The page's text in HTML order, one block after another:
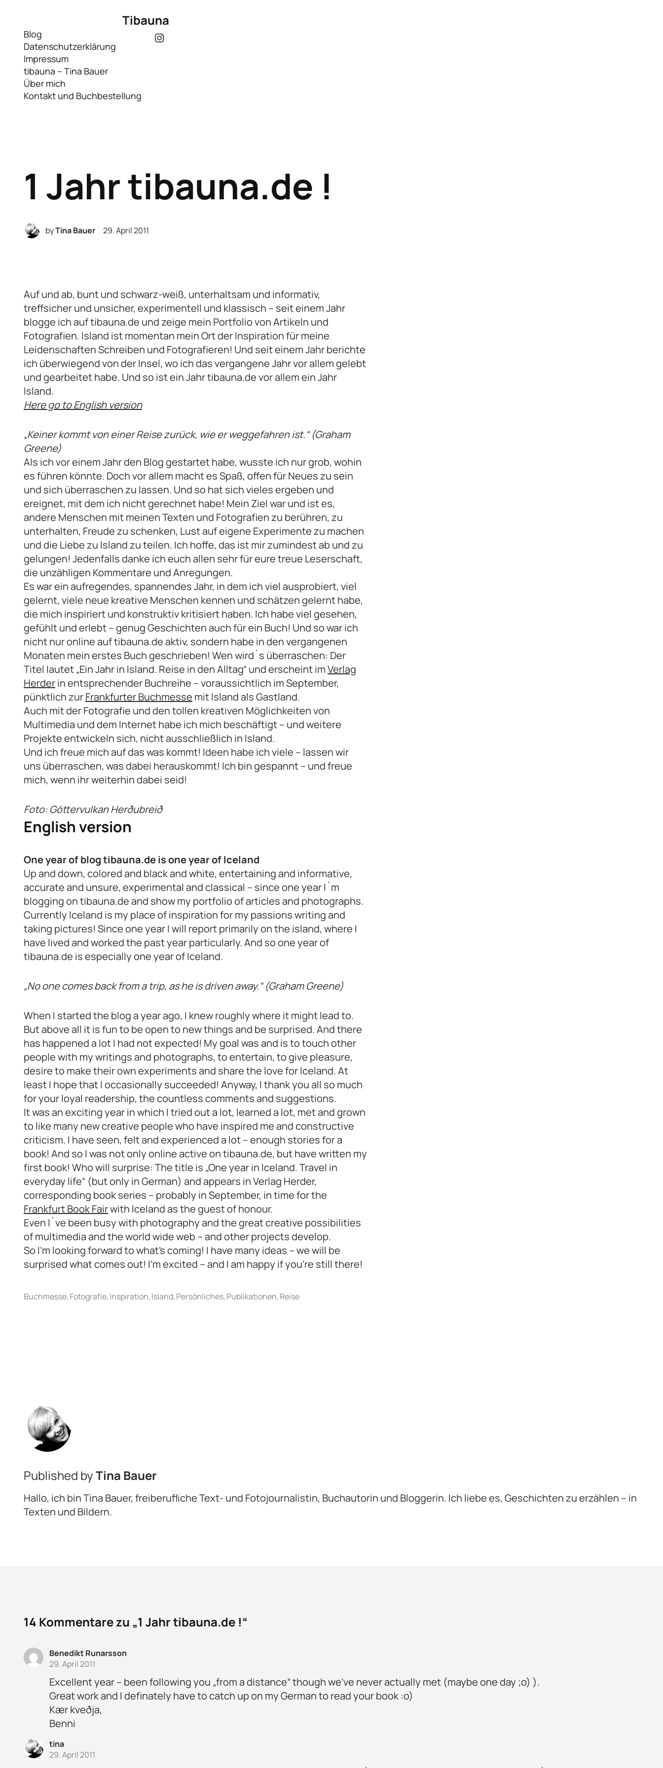
Tibauna
Blog
Datenschutzerklärung
Impressum
tibauna – Tina Bauer
Über mich
Kontakt und Buchbestellung
Instagram
1 Jahr tibauna.de !
byTina Bauer 29. April 2011
Auf und ab, bunt und schwarz-weiß, unterhaltsam und informativ,
treffsicher und unsicher, experimentell und klassisch – seit einem Jahr
blogge ich auf tibauna.de und zeige mein Portfolio von Artikeln und
Fotografien. Island ist momentan mein Ort der Inspiration für meine
Leidenschaften Schreiben und Fotografieren! Und seit einem Jahr berichte
ich überwiegend von der Insel, wo ich das vergangene Jahr vor allem gelebt
und gearbeitet habe. Und so ist ein Jahr tibauna.de vor allem ein Jahr
Island.
Here go to English version
„Keiner kommt von einer Reise zurück, wie er weggefahren ist.“ (Graham
Greene)
Als ich vor einem Jahr den Blog gestartet habe, wusste ich nur grob, wohin
es führen könnte. Doch vor allem macht es Spaß, offen für Neues zu sein
und sich überraschen zu lassen. Und so hat sich vieles ergeben und
ereignet, mit dem ich nicht gerechnet habe! Mein Ziel war und ist es,
andere Menschen mit meinen Texten und Fotografien zu berühren, zu
unterhalten, Freude zu schenken, Lust auf eigene Experimente zu machen
und die Liebe zu Island zu teilen. Ich hoffe, das ist mir zumindest ab und zu
gelungen! Jedenfalls danke ich euch allen sehr für eure treue Leserschaft,
die unzähligen Kommentare und Anregungen.
Es war ein aufregendes, spannendes Jahr, in dem ich viel ausprobiert, viel
gelernt, viele neue kreative Menschen kennen und schätzen gelernt habe,
die mich inspiriert und konstruktiv kritisiert haben. Ich habe viel gesehen,
gefühlt und erlebt – genug Geschichten auch für ein Buch! Und so war ich
nicht nur online auf tibauna.de aktiv, sondern habe in den vergangenen
Monaten mein erstes Buch geschrieben! Wen wird´s überraschen: Der
Titel lautet „Ein Jahr in Island. Reise in den Alltag“ und erscheint imVerlag
Herderin entsprechender Buchreihe – voraussichtlich im September,
pünktlich zurFrankfurter Buchmesse mit Island als Gastland.
Auch mit der Fotografie und den tollen kreativen Möglichkeiten von
Multimedia und dem Internet habe ich mich beschäftigt – und weitere
Projekte entwickeln sich, nicht ausschließlich in Island.
Und ich freue mich auf das was kommt! Ideen habe ich viele – lassen wir
uns überraschen, was dabei herauskommt! Ich bin gespannt – und freue
mich, wenn ihr weiterhin dabei seid!
Foto: Göttervulkan Herðubreið
English version
One year of blog tibauna.de is one year of Iceland
Up and down, colored and black and white, entertaining and informative,
accurate and unsure, experimental and classical – since one year I´m
blogging on tibauna.de and show my portfolio of articles and photographs.
Currently Iceland is my place of inspiration for my passions writing and
taking pictures! Since one year I will report primarily on the island, where I
have lived and worked the past year particularly. And so one year of
tibauna.de is especially one year of Iceland.
„No one comes back from a trip, as he is driven away.“ (Graham Greene)
When I started the blog a year ago, I knew roughly where it might lead to.
But above all it is fun to be open to new things and be surprised. And there
has happened a lot I had not expected! My goal was and is to touch other
people with my writings and photographs, to entertain, to give pleasure,
desire to make their own experiments and share the love for Iceland. At
least I hope that I occasionally succeeded! Anyway, I thank you all so much
for your loyal readership, the countless comments and suggestions.
It was an exciting year in which I tried out a lot, learned a lot, met and grown
to like many new creative people who have inspired me and constructive
criticism. I have seen, felt and experienced a lot – enough stories for a
book! And so I was not only online active on tibauna.de, but have written my
first book! Who will surprise: The title is „One year in Iceland. Travel in
everyday life“ (but only in German) and appears in Verlag Herder,
corresponding book series – probably in September, in time for the
Frankfurt Book Fairwith Iceland as the guest of honour.
Even I´ve been busy with photography and the great creative possibilities
of multimedia and the world wide web – and other projects develop.
So I’m looking forward to what’s coming! I have many ideas – we will be
surprised what comes out! I’m excited – and I am happy if you’re still there!
Published byTina Bauer
Hallo, ich bin Tina Bauer, freiberufliche Text- und Fotojournalistin, Buchautorin und Bloggerin. Ich liebe es, Geschichten zu erzählen – in
Texten und Bildern.
14 Kommentare zu „1 Jahr tibauna.de !“
Benedikt Runarsson
29. April 2011
Excellent year – been following you „from a distance“ though we’ve never actually met (maybe one day ;o) ).
Great work and I definately have to catch up on my German to read your book :o)
Kær kveðja,
Benni
tina
29. April 2011